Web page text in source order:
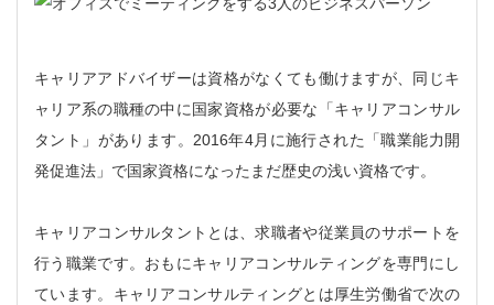
キャリアアドバイザーは資格がなくても働けますが、同じキ
ャリア系の職種の中に国家資格が必要な「キャリアコンサル
タント」があります。2016年4月に施行された「職業能力開
発促進法」で国家資格になったまだ歴史の浅い資格です。
キャリアコンサルタントとは、求職者や従業員のサポートを
行う職業です。おもにキャリアコンサルティングを専門にし
ています。キャリアコンサルティングとは厚生労働省で次の